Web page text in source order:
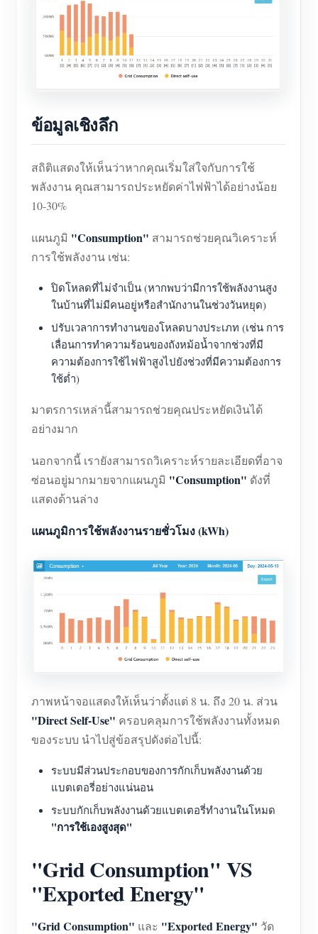
ข้อมูลเชิงลึก
สถิติแสดงให้เห็นว่าหากคุณเริ่มใส่ใจกับการใช้
พลังงาน คุณสามารถประหยัดค่าไฟฟ้าได้อย่างน้อย
10-30%
แผนภูมิ "Consumption" สามารถช่วยคุณวิเคราะห์
การใช้พลังงาน เช่น:
ปิดโหลดที่ไม่จำเป็น (หากพบว่ามีการใช้พลังงานสูง
ในบ้านที่ไม่มีคนอยู่หรือสำนักงานในช่วงวันหยุด)
ปรับเวลาการทำงานของโหลดบางประเภท (เช่น การ
เลื่อนการทำความร้อนของถังหม้อน้ำจากช่วงที่มี
ความต้องการใช้ไฟฟ้าสูงไปยังช่วงที่มีความต้องการ
ใช้ต่ำ)
มาตรการเหล่านี้สามารถช่วยคุณประหยัดเงินได้
อย่างมาก
นอกจากนี้ เรายังสามารถวิเคราะห์รายละเอียดที่อาจ
ซ่อนอยู่มากมายจากแผนภูมิ "Consumption" ดังที่
แสดงด้านล่าง
แผนภูมิการใช้พลังงานรายชั่วโมง (kWh)
ภาพหน้าจอแสดงให้เห็นว่าตั้งแต่ 8 น. ถึง 20 น. ส่วน
"Direct Self-Use" ครอบคลุมการใช้พลังงานทั้งหมด
ของระบบ นำไปสู่ข้อสรุปดังต่อไปนี้:
ระบบมีส่วนประกอบของการกักเก็บพลังงานด้วย
แบตเตอรี่อย่างแน่นอน
ระบบกักเก็บพลังงานด้วยแบตเตอรี่ทำงานในโหมด
"การใช้เองสูงสุด"
"Grid Consumption" VS
"Exported Energy"
"Grid Consumption" และ "Exported Energy" วัด